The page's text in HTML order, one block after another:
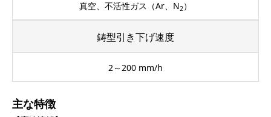
真空、不活性ガス（Ar、N2 ）
鋳型引き下げ速度
2～200 mm/h
主な特徴